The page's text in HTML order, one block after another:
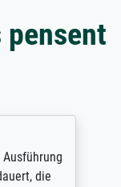
pensent
die